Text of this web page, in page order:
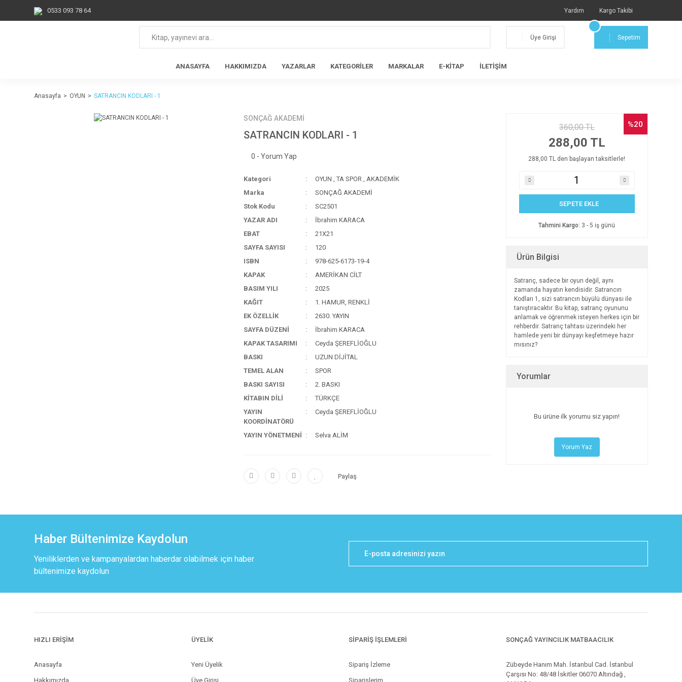
0533 093 78 64 Yardım Kargo Takibi
Üye Girişi Sepetim
ANASAYFA HAKKIMIZDA YAZARLAR KATEGORİLER MARKALAR E-KİTAP İLETİŞİM
Anasayfa OYUN SATRANCIN KODLARI - 1
SONÇAĞ AKADEMİ
SATRANCIN KODLARI - 1
0 - Yorum Yap
Kategori OYUN , TA SPOR , AKADEMİK
Marka
SONÇAĞ AKADEMİ
Stok Kodu
SC2501
YAZAR ADI
İbrahim KARACA
EBAT
21X21
SAYFA SAYISI
120
ISBN
978-625-6173-19-4
KAPAK
AMERİKAN CİLT
BASIM YILI
2025
KAĞIT
1. HAMUR, RENKLİ
EK ÖZELLİK
2630. YAYIN
SAYFA DÜZENİ
İbrahim KARACA
KAPAK TASARIMI
Ceyda ŞEREFLİOĞLU
BASKI
UZUN DİJİTAL
TEMEL ALAN
SPOR
BASKI SAYISI
2. BASKI
KİTABIN DİLİ
TÜRKÇE
YAYIN
KOORDİNATÖRÜ
Ceyda ŞEREFLİOĞLU
YAYIN YÖNETMENİ Selva ALİM
Paylaş
%20
360,00 TL
288,00 TL
288,00 TL den başlayan taksitlerle!
SEPETE EKLE
Tahmini Kargo: 3 - 5 iş günü
Ürün Bilgisi
Satranç, sadece bir oyun değil, aynı
zamanda hayatın kendisidir. Satrancın
Kodları 1, sizi satrancın büyülü dünyası ile
tanıştıracaktır. Bu kitap, satranç oyununu
anlamak ve öğrenmek isteyen herkes için bir
rehberdir. Satranç tahtası üzerindeki her
hamlede yeni bir dünyayı keşfetmeye hazır
mısınız?
Yorumlar
Bu ürüne ilk yorumu siz yapın!
Yorum Yaz
Haber Bültenimize Kaydolun
Yeniliklerden ve kampanyalardan haberdar olabilmek için haber
bültenimize kaydolun
HIZLI ERİŞİM
Anasayfa
Hakkımızda
ÜYELİK
Yeni Üyelik
Üye Girişi
SİPARİŞ İŞLEMLERİ
Sipariş İzleme
Siparişlerim
SONÇAĞ YAYINCILIK MATBAACILIK
Zübeyde Hanım Mah. İstanbul Cad. İstanbul
Çarşısı No: 48/48 İskitler 06070 Altındağ ,